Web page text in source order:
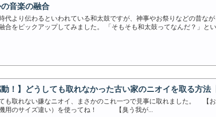
音楽の融合
代より伝わるといわれている和太鼓ですが、神事やお祭りなどの昔な
合をピックアップしてみました。 「そもそも和太鼓ってなんだ？」と
動！】どうしても取れなかった古い家のニオイを取る方法
も取れない嫌なニオイ、まさかのこれ一つで見事に取れました。
用のサイズ違い）を使ってね！ 【臭う我が...